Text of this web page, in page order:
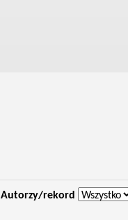
Autorzy/rekord